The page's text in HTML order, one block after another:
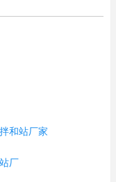
和站厂家
厂